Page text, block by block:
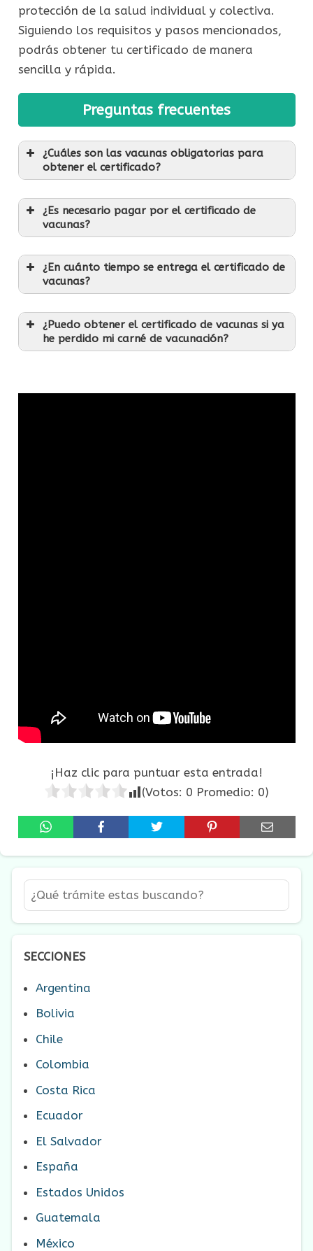
protección de la salud individual y colectiva.
Siguiendo los requisitos y pasos mencionados,
podrás obtener tu certificado de manera
sencilla y rápida.
Preguntas frecuentes
¿Cuáles son las vacunas obligatorias para
obtener el certificado?
¿Es necesario pagar por el certificado de
vacunas?
¿En cuánto tiempo se entrega el certificado de
vacunas?
¿Puedo obtener el certificado de vacunas si ya
he perdido mi carné de vacunación?
¡Haz clic para puntuar esta entrada!
(Votos: 0 Promedio: 0)
SECCIONES
Argentina
Bolivia
Chile
Colombia
Costa Rica
Ecuador
El Salvador
España
Estados Unidos
Guatemala
México